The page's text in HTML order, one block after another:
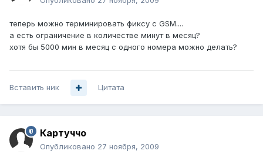
теперь можно терминировать фиксу с GSM....
а есть ограничение в количестве минут в месяц?
хотя бы 5000 мин в месяц с одного номера можно делать?
Вставить ник Цитата
Картуччо
Опубликовано 27 ноября, 2009